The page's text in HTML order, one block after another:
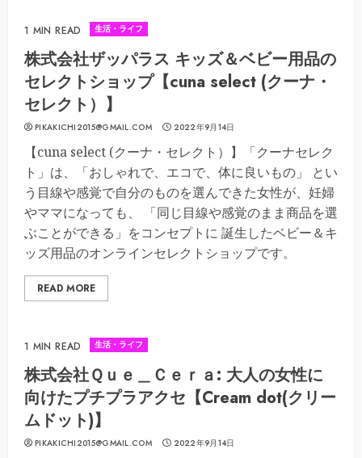
1 MIN READ 生活・ライフ
株式会社ザッパラス キッズ＆ベビー用品の
セレクトショップ【cuna select (クーナ・
セレクト）】
PIKAKICHI2015@GMAIL.COM 2022年9月14日
【cuna select (クーナ・セレクト）】「クーナセレク
ト」は、「おしゃれで、エコで、体に良いもの」 とい
う目線や感覚で自分のものを選んできた女性が、妊婦
やママになっても、 「同じ目線や感覚のまま商品を選
ぶことができる」をコンセプトに 誕生したベビー＆キ
ッズ用品のオンラインセレクトショップです。
READ MORE
1 MIN READ 生活・ライフ
株式会社Ｑｕｅ＿Ｃｅｒａ: 大人の女性に
向けたプチプラアクセ【Cream dot(クリー
ムドット)】
PIKAKICHI2015@GMAIL.COM 2022年9月14日